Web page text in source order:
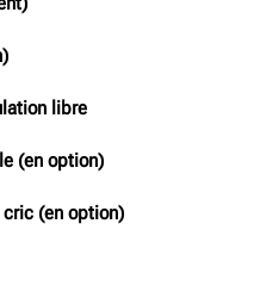
libre
(en option)
(en option)